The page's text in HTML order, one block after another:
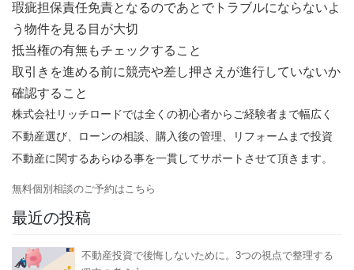
瑕疵担保責任免責となるのであとでトラブルにならないよ
う物件を見る目が大切
抵当権の有無もチェックすること
取引きを進める前に競売や差し押さえが進行していないか
確認すること
株式会社リッチロードでは全くの初心者からご経験者まで幅広く
不動産選び、ローンの相談、購入後の管理、リフォームまで投資
不動産に関するあらゆる事を一貫してサポートさせて頂きます。
無料個別相談のご予約はこちら
最近の投稿
不動産投資で後悔しないために。3つの視点で整理する